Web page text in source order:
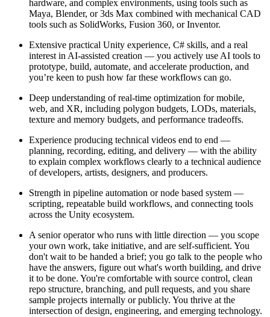
hardware, and complex environments, using tools such as
Maya, Blender, or 3ds Max combined with mechanical CAD
tools such as SolidWorks, Fusion 360, or Inventor.
Extensive practical Unity experience, C# skills, and a real
interest in AI-assisted creation — you actively use AI tools to
prototype, build, automate, and accelerate production, and
you’re keen to push how far these workflows can go.
Deep understanding of real-time optimization for mobile,
web, and XR, including polygon budgets, LODs, materials,
texture and memory budgets, and performance tradeoffs.
Experience producing technical videos end to end —
planning, recording, editing, and delivery — with the ability
to explain complex workflows clearly to a technical audience
of developers, artists, designers, and producers.
Strength in pipeline automation or node based system —
scripting, repeatable build workflows, and connecting tools
across the Unity ecosystem.
A senior operator who runs with little direction — you scope
your own work, take initiative, and are self-sufficient. You
don't wait to be handed a brief; you go talk to the people who
have the answers, figure out what's worth building, and drive
it to be done. You're comfortable with source control, clean
repo structure, branching, and pull requests, and you share
sample projects internally or publicly. You thrive at the
intersection of design, engineering, and emerging technology.